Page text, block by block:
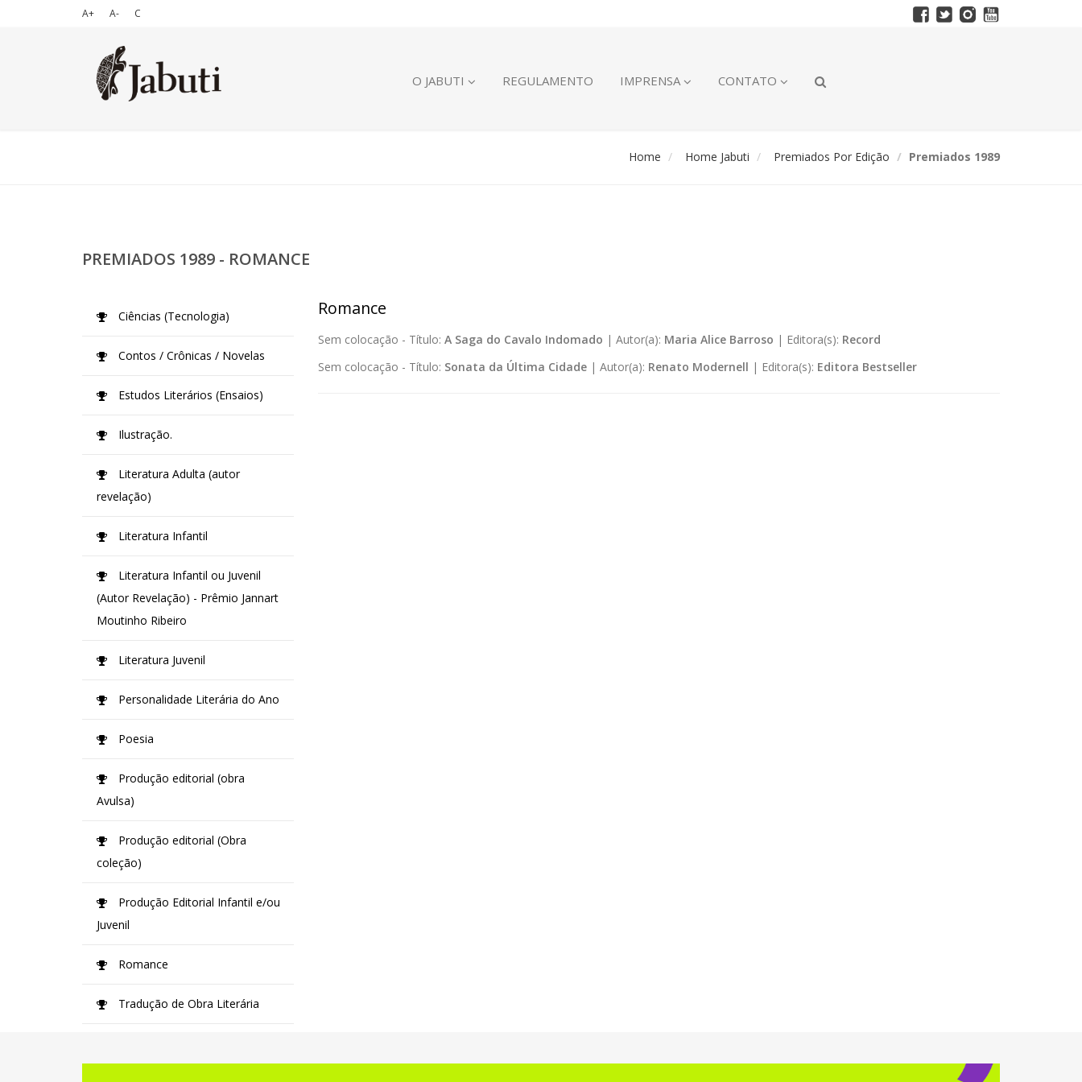
A+ A- C
O JABUTI REGULAMENTO IMPRENSA CONTATO
Home Home Jabuti Premiados Por Edição Premiados 1989
PREMIADOS 1989 - ROMANCE
Romance
Sem colocação - Título: A Saga do Cavalo Indomado | Autor(a): Maria Alice Barroso | Editora(s): Record
Sem colocação - Título: Sonata da Última Cidade| Autor(a): Renato Modernell | Editora(s): Editora Bestseller
Ciências (Tecnologia)
Contos / Crônicas / Novelas
Estudos Literários (Ensaios)
Ilustração.
Literatura Adulta (autor
revelação)
Literatura Infantil
Literatura Infantil ou Juvenil
(Autor Revelação) - Prêmio Jannart
Moutinho Ribeiro
Literatura Juvenil
Personalidade Literária do Ano
Poesia
Produção editorial (obra
Avulsa)
Produção editorial (Obra
coleção)
Produção Editorial Infantil e/ou
Juvenil
Romance
Tradução de Obra Literária